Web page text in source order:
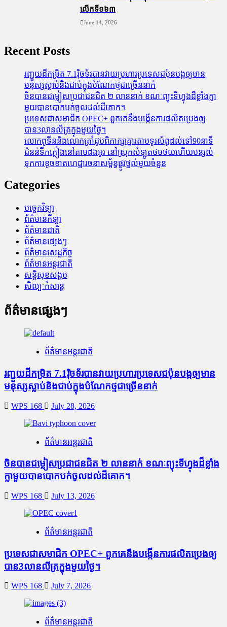
លើកទី១៦៣
June 14, 2026
Recent Posts
រញ្ជួយដីកម្រិត​ 7.1រ៉ិចទ័របានវាយប្រហារប្រទេសជប៉ុនបង្កឲ្យមាន
មនុស្សស្លាប់​និង​ជាប់ក្នុងបំណែកថ្មជាច្រើននាក់
ចិនបានជម្លៀសប្រជាជនជិត ២ លាននាក់ ខណៈព្យុះទីហ្វុងដ៏ខ្លាំងក្លា
មួយបានបោកបក់ចូលដល់ដីគោក។
ប្រទេសជាសមាជិក OPEC+​ ពួកគេនឹងបង្កើនការផលិតប្រេងឲ្យ
បាន3លានលីត្រក្នុងមួយថ្ងៃ។
លោកពូទីននិងលោកត្រាំជូបពិភាក្សាគ្នារតាមទូរស័ព្ធដល់ទៅ90នាទី
ជំនន់​ទឹកភ្លៀង​នៅ​តាម​ដងអូរ​ នៅ​ស្រុក​សំឡូត​ថមថយ​ហើយ​បន្សល់​
ទុក​ការ​ខូចខាត​ហេដ្ឋារចនាសម្ព័ន្ធ​ផ្លូវថ្នល់​មួយ​ចំនួន
Categories
បច្ចេកវិទ្យា
ព័ត៌មានកីឡា
ព័ត៌មានជាតិ
ព័ត៌មានផ្សេងៗ
ព័ត៌មានសេដ្ឋកិច្ច
ព័ត៌មានអន្តរជាតិ
សន្តិសុខសង្គម
សិល្បៈកំសាន្ត
ព័ត៌មានផ្សេងៗ
ព័ត៌មានអន្តរជាតិ
រញ្ជួយដីកម្រិត​ 7.1រ៉ិចទ័របានវាយប្រហារប្រទេសជប៉ុនបង្កឲ្យមាន
មនុស្សស្លាប់​និង​ជាប់ក្នុងបំណែកថ្មជាច្រើននាក់
WPS 168 July 28, 2026
ព័ត៌មានអន្តរជាតិ
ចិនបានជម្លៀសប្រជាជនជិត ២ លាននាក់ ខណៈព្យុះទីហ្វុងដ៏ខ្លាំង
ក្លាមួយបានបោកបក់ចូលដល់ដីគោក។
WPS 168 July 13, 2026
ព័ត៌មានអន្តរជាតិ
ប្រទេសជាសមាជិក OPEC+​ ពួកគេនឹងបង្កើនការផលិតប្រេងឲ្យ
បាន3លានលីត្រក្នុងមួយថ្ងៃ។
WPS 168 July 7, 2026
ព័ត៌មានអន្តរជាតិ